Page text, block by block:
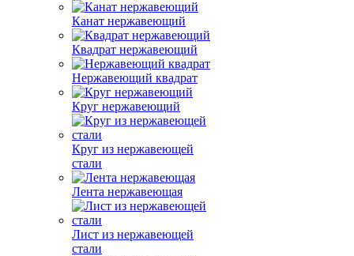
Канат нержавеющий
Квадрат нержавеющий
Нержавеющий квадрат
Круг нержавеющий
Круг из нержавеющей
стали
Лента нержавеющая
Лист из нержавеющей
стали